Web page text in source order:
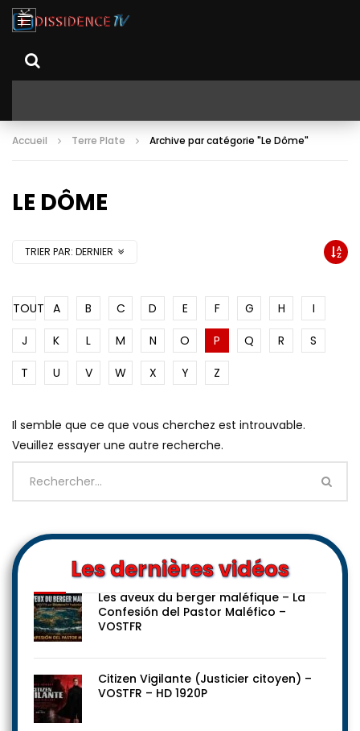
Accueil Terre Plate Archive par catégorie "Le Dôme"
LE DÔME
TRIER PAR: DERNIER
TOUT A B C D E F G H
I
J
K L M N O P Q R
S
T
U V W X Y Z
Il semble que ce que vous cherchez est introuvable.
Veuillez essayer une autre recherche.
Les dernières vidéos
Les aveux du berger maléfique – La
Confesión del Pastor Maléfico –
VOSTFR
Citizen Vigilante (Justicier citoyen) –
VOSTFR – HD 1920P